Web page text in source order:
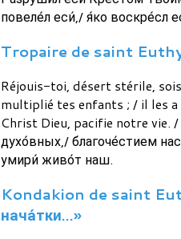
повеле́л еси́,/ я́ко воскре́сл
Tropaire de saint
Réjouis-toi, désert stérile,
multiplié tes enfants ; / il les
Christ Dieu, pacifie notre vie.
духо́вных,/ благоче́стием
умири́ живо́т наш.
Kondakion de saint
нача́тки…»